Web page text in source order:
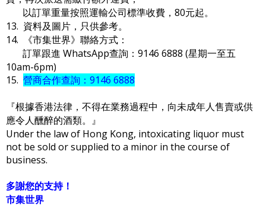
以訂單重量按照運輸公司標準收費，80元起。
13. 資料及圖片，只供參考。
14. 《市集世界》聯絡方式：
訂單跟進 WhatsApp查詢：9146 6888 (星期一至五
10am-6pm)
15. 營商合作查詢：9146 6888
『根據香港法律，不得在業務過程中，向未成年人售賣或供
應令人醺醉的酒類。』
Under the law of Hong Kong, intoxicating liquor must
not be sold or supplied to a minor in the course of
business.
多謝您的支持！
市集世界